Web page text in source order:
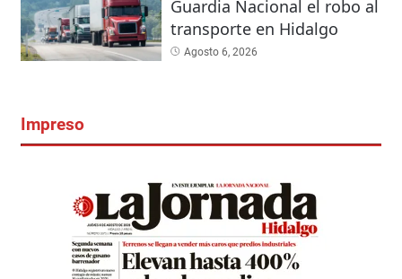
Guardia Nacional el robo al
transporte en Hidalgo
Agosto 6, 2026
Impreso